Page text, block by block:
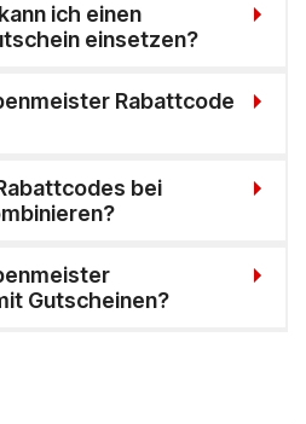
ich einen
einsetzen?
Rabattcode
bei
Gutscheinen?